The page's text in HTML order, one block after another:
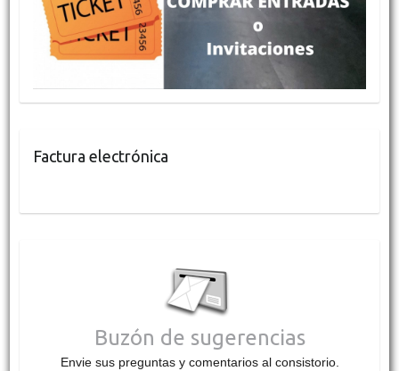
Factura electrónica
Buzón de sugerencias
Envie sus preguntas y comentarios al consistorio.